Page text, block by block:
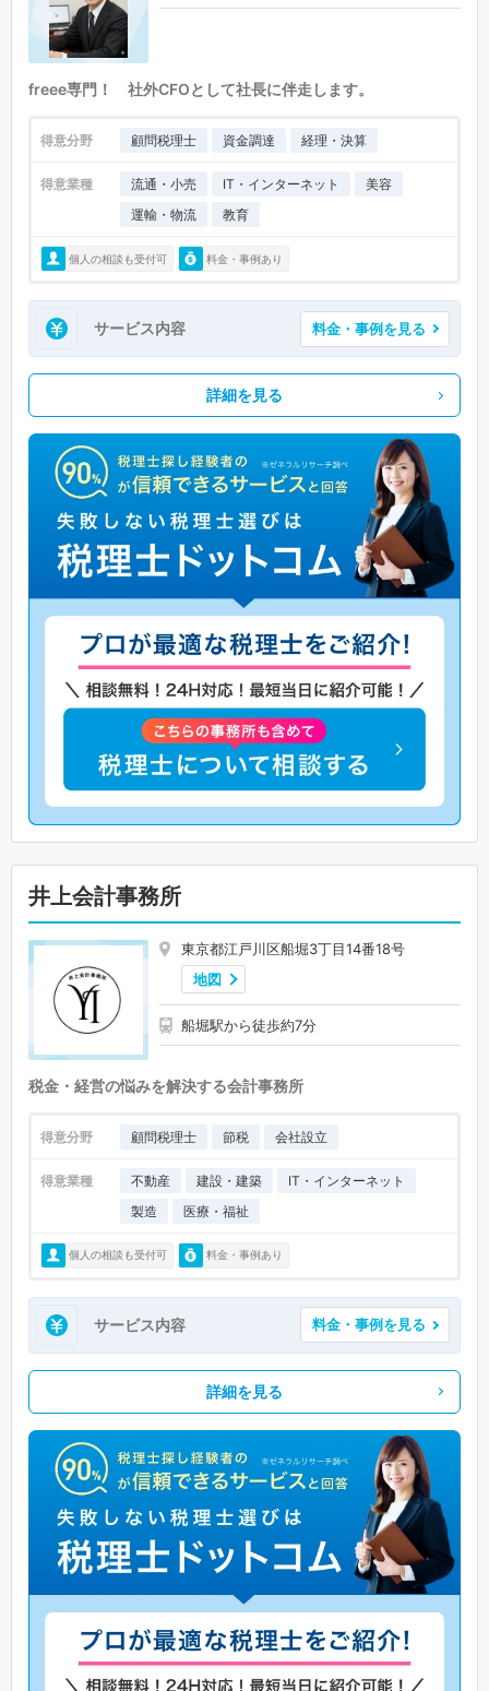
freee専門！ 社外CFOとして社長に伴走します。
得意分野 顧問税理士 資金調達 経理・決算
得意業種 流通・小売 IT・インターネット
美容
運輸・物流
教育
個人の相談も受付可 料金・事例あり
サービス内容 料金・事例を見る
詳細を見る
井上会計事務所
東京都江戸川区船堀3丁目14番18号
地図
船堀駅から徒歩約7分
税金・経営の悩みを解決する会計事務所
得意分野 顧問税理士 節税 会社設立
得意業種 不動産 建設・建築
IT・インターネット
製造
医療・福祉
個人の相談も受付可 料金・事例あり
サービス内容 料金・事例を見る
詳細を見る